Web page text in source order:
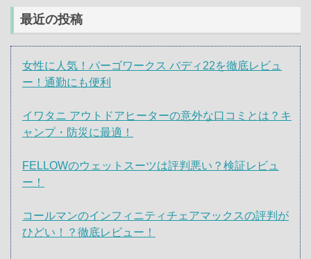
最近の投稿
女性に人気！パーゴワークス バディ22を徹底レビュ
ー！通勤にも便利
イワタニ アウトドアヒーターの意外な口コミとは？キ
ャンプ・防災に最適！
FELLOWのウェットスーツは評判悪い？検証レビュ
ー！
コールマンのインフィニティチェアマックスの評判が
ひどい！？徹底レビュー！